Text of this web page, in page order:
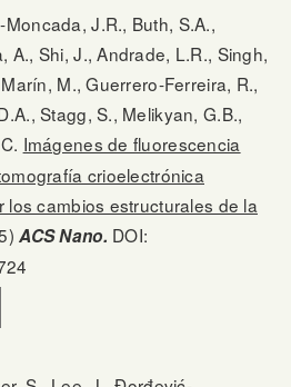
J.R., Buth, S.A.,
A., Shi, J., Andrade, L.R., Singh,
M., Guerrero-Ferreira, R.,
Stagg, S., Melikyan, G.B.,
Imágenes de fluorescencia
crioelectrónica
cambios estructurales de la
ACS Nano. DOI: